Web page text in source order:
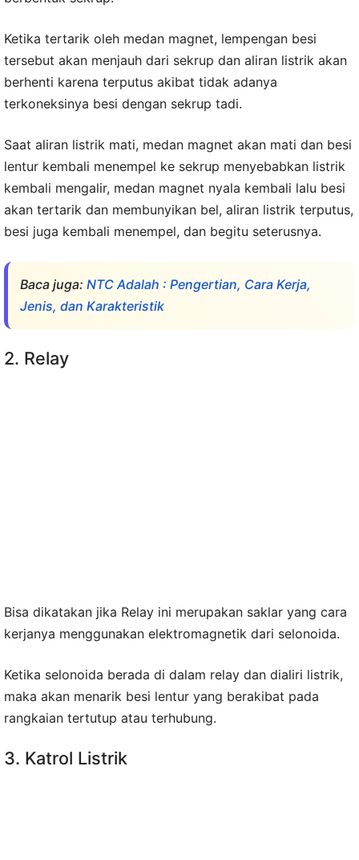
Ketika tertarik oleh medan magnet, lempengan besi
tersebut akan menjauh dari sekrup dan aliran listrik akan
berhenti karena terputus akibat tidak adanya
terkoneksinya besi dengan sekrup tadi.
Saat aliran listrik mati, medan magnet akan mati dan besi
lentur kembali menempel ke sekrup menyebabkan listrik
kembali mengalir, medan magnet nyala kembali lalu besi
akan tertarik dan membunyikan bel, aliran listrik terputus,
besi juga kembali menempel, dan begitu seterusnya.
Baca juga: NTC Adalah : Pengertian, Cara Kerja,
Jenis, dan Karakteristik
2. Relay
Bisa dikatakan jika Relay ini merupakan saklar yang cara
kerjanya menggunakan elektromagnetik dari selonoida.
Ketika selonoida berada di dalam relay dan dialiri listrik,
maka akan menarik besi lentur yang berakibat pada
rangkaian tertutup atau terhubung.
3. Katrol Listrik